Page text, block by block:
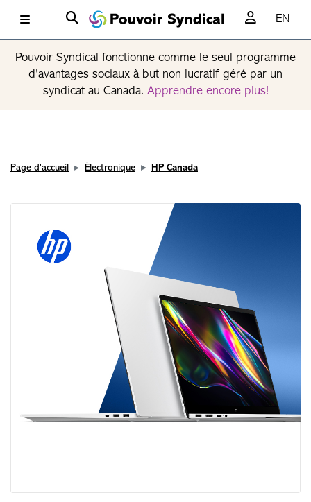
EN
Pouvoir Syndical fonctionne comme le seul programme
d'avantages sociaux à but non lucratif géré par un
syndicat au Canada. Apprendre encore plus!
Page d'accueil Électronique HP Canada